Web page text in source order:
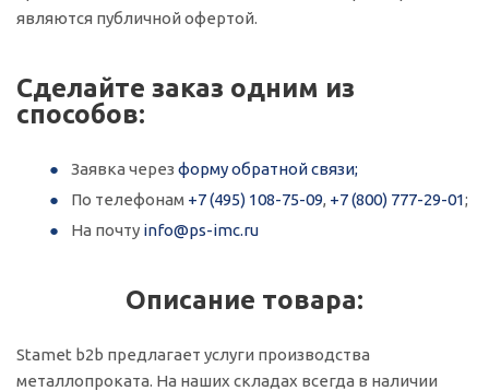
являются публичной офертой.
Сделайте заказ одним из
способов:
Заявка через форму обратной связи;
По телефонам +7 (495) 108-75-09, +7 (800) 777-29-01;
На почту info@ps-imc.ru
Описание товара:
Stamet b2b предлагает услуги производства
металлопроката. На наших складах всегда в наличии